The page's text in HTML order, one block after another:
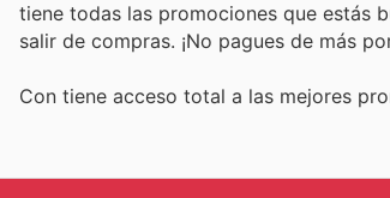
tiene todas las promociones que estás
salir de compras. ¡No pagues de más
Con tiene acceso total a las mejores